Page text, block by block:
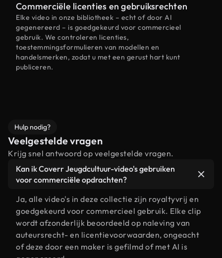
Commerciële licenties en gebruiksrechten
Elke video in onze bibliotheek – echt of door AI
gegenereerd – is goedgekeurd voor commercieel
gebruik. We controleren licenties,
toestemmingsformulieren van modellen en
handelsmerken, zodat u met een gerust hart kunt
publiceren.
Hulp nodig?
Veelgestelde vragen
Krijg snel antwoord op veelgestelde vragen.
Kan ik Coverr Jeugdcultuur-video's gebruiken
voor commerciële opdrachten?
Ja, alle video's in deze collectie zijn royaltyvrij en
goedgekeurd voor commercieel gebruik. Elke clip
wordt afzonderlijk beoordeeld op naleving van
auteursrecht- en licentievoorwaarden, ongeacht
of deze door een maker is gefilmd of met AI is